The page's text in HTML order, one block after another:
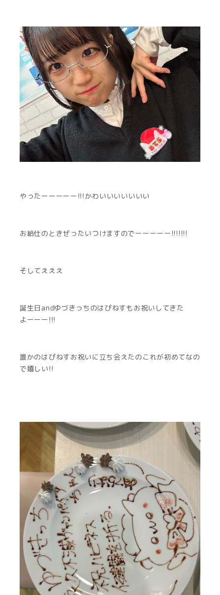
やったーーーーー!!!かわいいいいいいい
お給仕のときぜったいつけますのでーーーーー!!!!!!!
そしてえええ
誕生日andゆづきっちのはぴねすもお祝いしてきた
よーーー!!!
誰かのはぴねすお祝いに立ち会えたのこれが初めてなの
で嬉しい!!